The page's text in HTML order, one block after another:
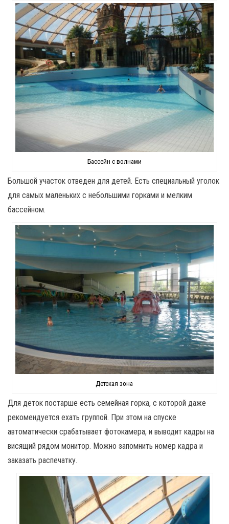
Бассейн с волнами
Большой участок отведен для детей. Есть специальный уголок
для самых маленьких с небольшими горками и мелким
бассейном.
Детская зона
Для деток постарше есть семейная горка, с которой даже
рекомендуется ехать группой. При этом на спуске
автоматически срабатывает фотокамера, и выводит кадры на
висящий рядом монитор. Можно запомнить номер кадра и
заказать распечатку.